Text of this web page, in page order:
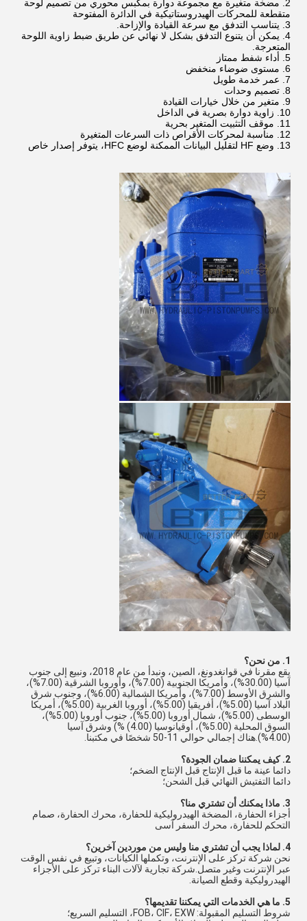
مضخة متغيرة مع مجموعة دوارة بمكبس محوري من تصميم لوحة
متقطعة للمحركات الهيدروستاتيكية في الدائرة المفتوحة
يتناسب التدفق مع سرعة القيادة والإزاحة.
يمكن أن يتنوع التدفق بشكل لا نهائي عن طريق ضبط زاوية اللوحة
المتعرجة.
أداء شفط ممتاز
مستوى ضوضاء منخفض
عمر خدمة طويل
تصميم وحدات
متغير من خلال خيارات القيادة
زاوية دوارة بصرية في الداخل
موقف التثبيت المتغير بحرية
مناسبة لمحركات الأقراص ذات السرعات المتغيرة
وضع HF لتقليل البيانات الممكنة لوضع HFC، يتوفر إصدار خاص
1. من نحن؟
يقع مقرنا في قوانغدونغ، الصين، ونبدأ من عام 2018، ونبيع إلى جنوب
آسيا (30.00%)، وأمريكا الجنوبية (7.00%)، وأوروبا الشرقية (7.00%)،
والشرق الأوسط (7.00%)، وأمريكا الشمالية (6.00%)، وجنوب شرق
البلاد آسيا (5.00%)، أفريقيا (5.00%)، أوروبا الغربية (5.00%)، أمريكا
الوسطى (5.00%)، شمال أوروبا (5.00%)، جنوب أوروبا (5.00%)،
السوق المحلية (5.00%)، أوقيانوسيا (4.00) %) وشرق آسيا
(4.00%).هناك إجمالي حوالي 11-50 شخصًا في مكتبنا.
2. كيف يمكننا ضمان الجودة؟
دائما عينة ما قبل الإنتاج قبل الإنتاج الضخم؛
دائما التفتيش النهائي قبل الشحن؛
3. ماذا يمكنك أن تشتري منا؟
أجزاء الحفارة، المضخة الهيدروليكية للحفارة، محرك الحفارة، صمام
التحكم للحفارة، محرك السفر آسى
4. لماذا يجب أن تشتري منا وليس من موردين آخرين؟
نحن شركة تركز على الإنترنت، وتكملها الكيانات، وتبيع في نفس الوقت
عبر الإنترنت وغير متصل.شركة تجارية لآلات البناء تركز على الأجزاء
الهيدروليكية وقطع الصيانة.
5. ما هي الخدمات التي يمكننا تقديمها؟
شروط التسليم المقبولة: FOB، CIF، EXW، التسليم السريع؛